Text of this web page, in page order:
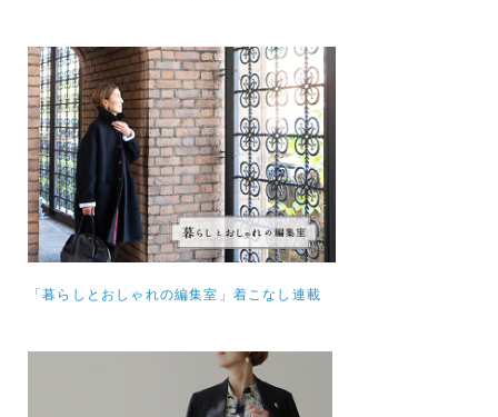
「暮らしとおしゃれの編集室」着こなし連載